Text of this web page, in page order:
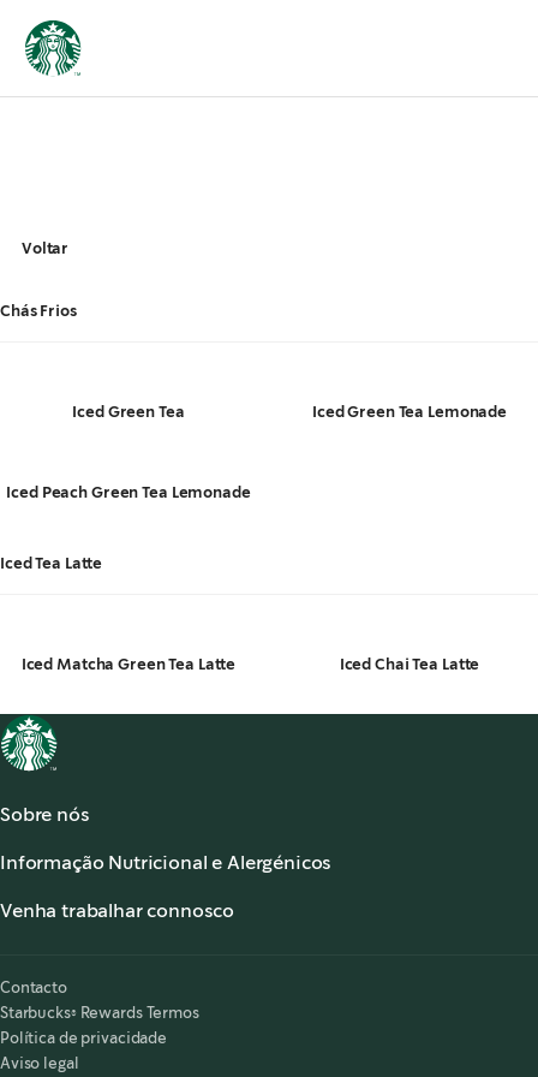
Voltar
Chás Frios
Iced Green Tea Iced Green Tea Lemonade
Iced Peach Green Tea Lemonade
Iced Tea Latte
Iced Matcha Green Tea Latte Iced Chai Tea Latte
Sobre nós
Os nossos Cafés
Serviço de apoio ao cliente
Informação Nutricional e Alergénicos
Alergénicos,opens in a new tab
Venha trabalhar connosco
Contacto
Starbucks® Rewards Termos
Política de privacidade
Aviso legal